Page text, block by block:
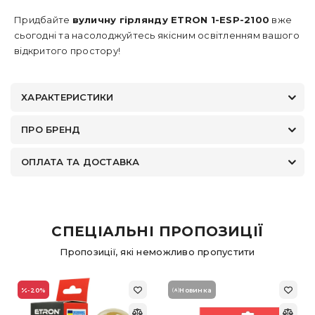
Придбайте вуличну гірлянду ETRON 1-ESP-2100 вже
сьогодні та насолоджуйтесь якісним освітленням вашого
відкритого простору!
ХАРАКТЕРИСТИКИ
ПРО БРЕНД
ОПЛАТА ТА ДОСТАВКА
СПЕЦІАЛЬНІ ПРОПОЗИЦІЇ
Пропозиції, які неможливо пропустити
-20% Новинка